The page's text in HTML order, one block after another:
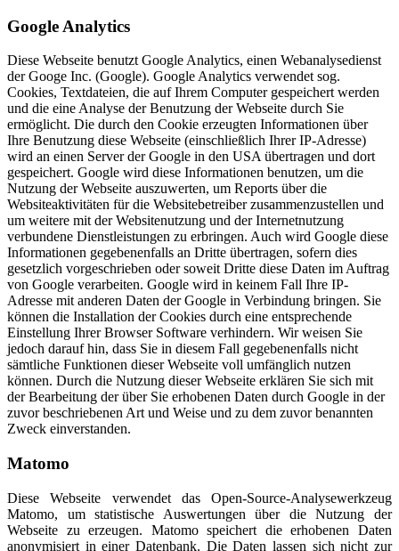
Google Analytics
Diese Webseite benutzt Google Analytics, einen Webanalysedienst
der Googe Inc. (Google). Google Analytics verwendet sog.
Cookies, Textdateien, die auf Ihrem Computer gespeichert werden
und die eine Analyse der Benutzung der Webseite durch Sie
ermöglicht. Die durch den Cookie erzeugten Informationen über
Ihre Benutzung diese Webseite (einschließlich Ihrer IP-Adresse)
wird an einen Server der Google in den USA übertragen und dort
gespeichert. Google wird diese Informationen benutzen, um die
Nutzung der Webseite auszuwerten, um Reports über die
Websiteaktivitäten für die Websitebetreiber zusammenzustellen und
um weitere mit der Websitenutzung und der Internetnutzung
verbundene Dienstleistungen zu erbringen. Auch wird Google diese
Informationen gegebenenfalls an Dritte übertragen, sofern dies
gesetzlich vorgeschrieben oder soweit Dritte diese Daten im Auftrag
von Google verarbeiten. Google wird in keinem Fall Ihre IP-
Adresse mit anderen Daten der Google in Verbindung bringen. Sie
können die Installation der Cookies durch eine entsprechende
Einstellung Ihrer Browser Software verhindern. Wir weisen Sie
jedoch darauf hin, dass Sie in diesem Fall gegebenenfalls nicht
sämtliche Funktionen dieser Webseite voll umfänglich nutzen
können. Durch die Nutzung dieser Webseite erklären Sie sich mit
der Bearbeitung der über Sie erhobenen Daten durch Google in der
zuvor beschriebenen Art und Weise und zu dem zuvor benannten
Zweck einverstanden.
Matomo
Diese Webseite verwendet das Open-Source-Analysewerkzeug
Matomo, um statistische Auswertungen über die Nutzung der
Webseite zu erzeugen. Matomo speichert die erhobenen Daten
anonymisiert in einer Datenbank. Die Daten lassen sich nicht zur